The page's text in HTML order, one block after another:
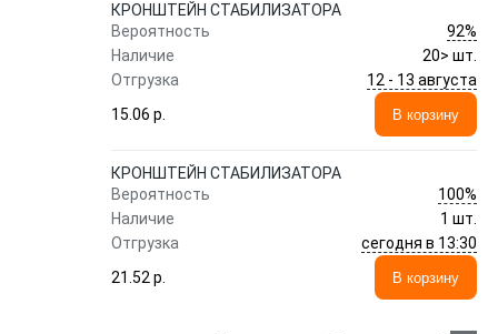
КРОНШТЕЙН СТАБИЛИЗАТОРА
Вероятность
92%
Наличие
20> шт.
Отгрузка
12 - 13 августа
15.06 p.
В корзину
КРОНШТЕЙН СТАБИЛИЗАТОРА
Вероятность
100%
Наличие
1 шт.
Отгрузка
сегодня в 13:30
21.52 p.
В корзину